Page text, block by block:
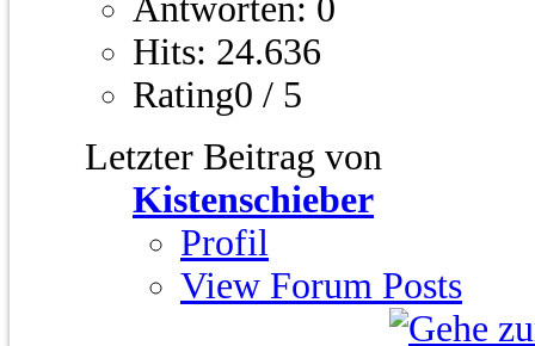
Antworten: 0
Hits: 24.636
Rating0 / 5
Letzter Beitrag von
Kistenschieber
Profil
View Forum Posts